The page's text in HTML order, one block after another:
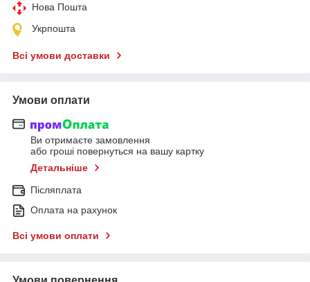
Нова Пошта
Укрпошта
Всі умови доставки
Умови оплати
Ви отримаєте замовлення
або гроші повернуться на вашу картку
Детальніше
Післяплата
Оплата на рахунок
Всі умови оплати